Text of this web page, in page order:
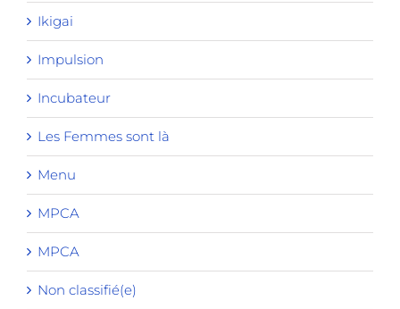
Ikigai
Impulsion
Incubateur
Les Femmes sont là
Menu
MPCA
MPCA
Non classifié(e)